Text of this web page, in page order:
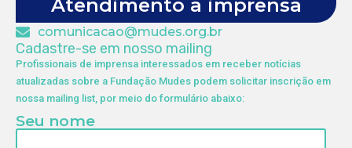
Atendimento a imprensa
comunicacao@mudes.org.br
Cadastre-se em nosso mailing
Profissionais de imprensa interessados em receber notícias
atualizadas sobre a Fundação Mudes podem solicitar inscrição em
nossa mailing list, por meio do formulário abaixo:
Seu nome